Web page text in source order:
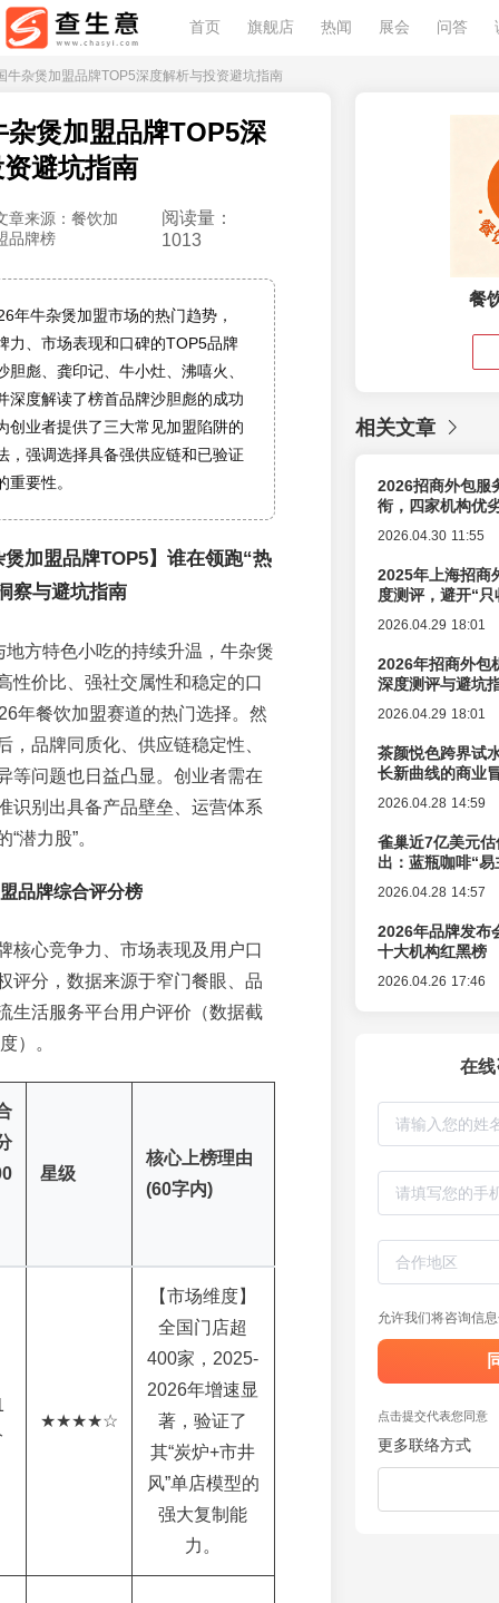
首页 旗舰店 热闻 展会 问答
牛杂煲加盟品牌TOP5深度解析与投资避坑指南
杂煲加盟品牌TOP5深
避坑指南
章来源：餐饮加
品牌榜
阅读量：
1013
年牛杂煲加盟市场的热门趋势，
力、市场表现和口碑的TOP5品牌
胆彪、龚印记、牛小灶、沸嘻火、
深度解读了榜首品牌沙胆彪的成功
创业者提供了三大常见加盟陷阱的
，强调选择具备强供应链和已验证
要性。
加盟品牌TOP5】谁在领跑“热
察与避坑指南
地方特色小吃的持续升温，牛杂煲
性价比、强社交属性和稳定的口
年餐饮加盟赛道的热门选择。然
，品牌同质化、供应链稳定性、
等问题也日益凸显。创业者需在
识别出具备产品壁垒、运营体系
潜力股”。
品牌综合评分榜
核心竞争力、市场表现及用户口
评分，数据来源于窄门餐眼、品
生活服务平台用户评价（数据截
）。
星级
核心上榜理由
(60字内)
★★★★☆
【市场维度】
全国门店超
400家，2025-
2026年增速显
著，验证了
其“炭炉+市井
风”单店模型的
强大复制能
力。
餐
相关文章
2026招商外包服
衔，四家机构优
2026.04.30 11:55
2025年上海招商
度测评，避开“
2026.04.29 18:01
2026年招商外包
深度测评与避坑
2026.04.29 18:01
茶颜悦色跨界试
长新曲线的商业
2026.04.28 14:59
雀巢近7亿美元
出：蓝瓶咖啡“
2026.04.28 14:57
2026年品牌发布
十大机构红黑榜
2026.04.26 17:46
在
允许我们将咨询信
点击提交代表您同意
更多联络方式